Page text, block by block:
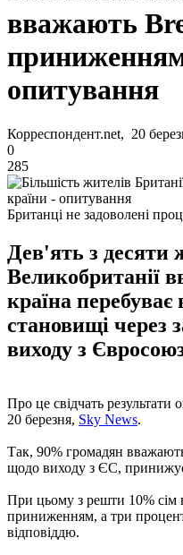
вважають
опитування
Корреспондент.net, 20
0
285
Британці не задоволені
Дев'ять з десяти
Великобританії
країна
становищі через
виходу з
Про це свідчать результати
20 березня, Sky News.
Так, 90% громадян
щодо виходу з ЄС,
При цьому з решти 10%
приниженням, а три
відповіддю.